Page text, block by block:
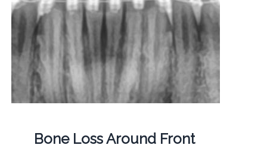
Bone Loss Around Front